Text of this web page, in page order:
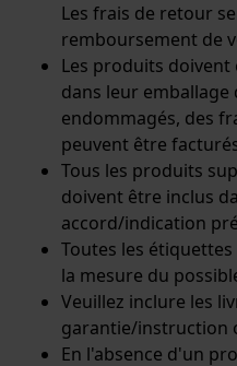
Les frais de retour
remboursement de
Les produits
dans leur emballage
endommagés, des
peuvent être
Tous les produits
doivent être inclus
accord/indication
Toutes les
la mesure du
Veuillez inclure les
garantie/instruction
En l'absence d'un